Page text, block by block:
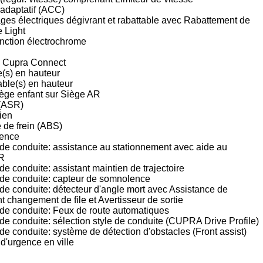
(ACC)
électriques dégivrant et rabattable avec Rabattement de
Light
électrochrome
Connect
en hauteur
en hauteur
enfant sur Siège AR
de frein (ABS)
conduite: assistance au stationnement avec aide au
conduite: assistant maintien de trajectoire
conduite: capteur de somnolence
conduite: détecteur d'angle mort avec Assistance de
changement de file et Avertisseur de sortie
conduite: Feux de route automatiques
conduite: sélection style de conduite (CUPRA Drive Profile)
conduite: système de détection d'obstacles (Front assist)
en ville